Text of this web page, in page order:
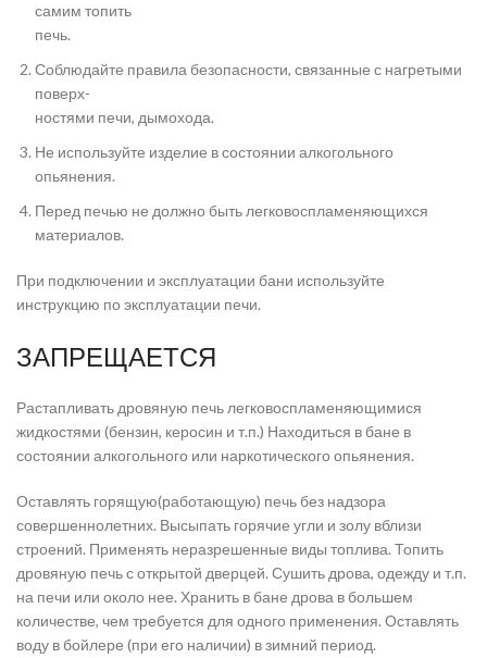
самим топить
печь.
Соблюдайте правила безопасности, связанные с нагретыми
поверх-
ностями печи, дымохода.
Не используйте изделие в состоянии алкогольного
опьянения.
Перед печью не должно быть легковоспламеняющихся
материалов.
При подключении и эксплуатации бани используйте
инструкцию по эксплуатации печи.
ЗАПРЕЩАЕТСЯ
Растапливать дровяную печь легковоспламеняющимися
жидкостями (бензин, керосин и т.п.) Находиться в бане в
состоянии алкогольного или наркотического опьянения.
Оставлять горящую(работающую) печь без надзора
совершеннолетних. Высыпать горячие угли и золу вблизи
строений. Применять неразрешенные виды топлива. Топить
дровяную печь с открытой дверцей. Сушить дрова, одежду и т.п.
на печи или около нее. Хранить в бане дрова в большем
количестве, чем требуется для одного применения. Оставлять
воду в бойлере (при его наличии) в зимний период.